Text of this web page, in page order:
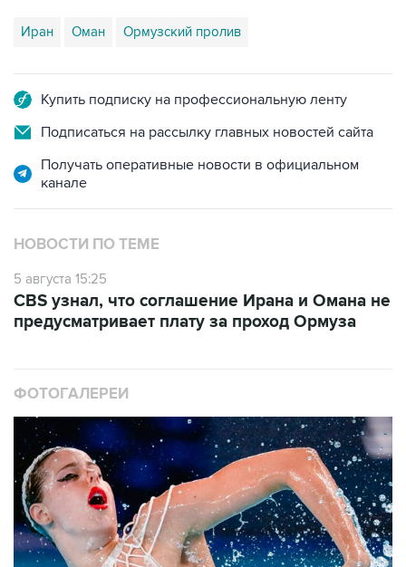
Иран Оман Ормузский пролив
Купить подписку на профессиональную ленту
Подписаться на рассылку главных новостей сайта
Получать оперативные новости в официальном
канале
НОВОСТИ ПО ТЕМЕ
5 августа 15:25
CBS узнал, что соглашение Ирана и Омана не
предусматривает плату за проход Ормуза
ФОТОГАЛЕРЕИ